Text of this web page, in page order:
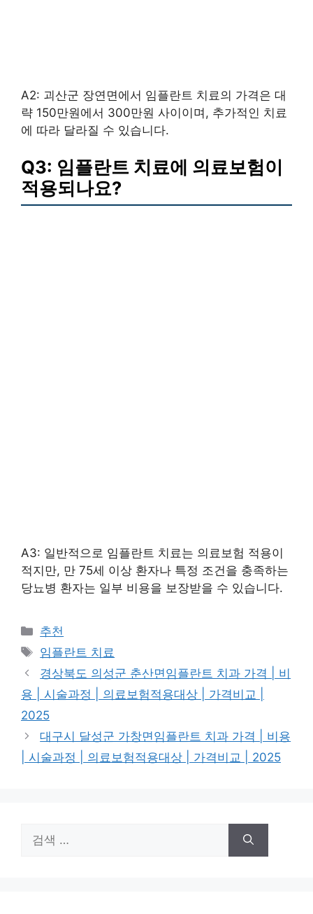
A2: 괴산군 장연면에서 임플란트 치료의 가격은 대
략 150만원에서 300만원 사이이며, 추가적인 치료
에 따라 달라질 수 있습니다.
Q3: 임플란트 치료에 의료보험이
적용되나요?
A3: 일반적으로 임플란트 치료는 의료보험 적용이
적지만, 만 75세 이상 환자나 특정 조건을 충족하는
당뇨병 환자는 일부 비용을 보장받을 수 있습니다.
카
테
리
추천
태
그
임플란트 치료
경상북도 의성군 춘산면임플란트 치과 가격 | 비
용 | 시술과정 | 의료보험적용대상 | 가격비교 |
2025
대구시 달성군 가창면임플란트 치과 가격 | 비용
| 시술과정 | 의료보험적용대상 | 가격비교 | 2025
색: